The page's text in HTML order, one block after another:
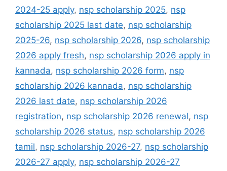
2024-25 apply, nsp scholarship 2025, nsp
scholarship 2025 last date, nsp scholarship
2025-26, nsp scholarship 2026, nsp scholarship
2026 apply fresh, nsp scholarship 2026 apply in
kannada, nsp scholarship 2026 form, nsp
scholarship 2026 kannada, nsp scholarship
2026 last date, nsp scholarship 2026
registration, nsp scholarship 2026 renewal, nsp
scholarship 2026 status, nsp scholarship 2026
tamil, nsp scholarship 2026-27, nsp scholarship
2026-27 apply, nsp scholarship 2026-27